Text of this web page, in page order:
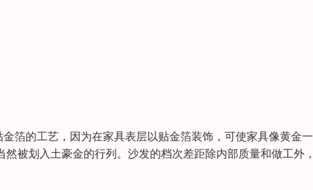
箔的工艺，因为在家具表层以贴金箔装饰，可使家具像黄金
被划入土豪金的行列。沙发的档次差距除内部质量和做工外